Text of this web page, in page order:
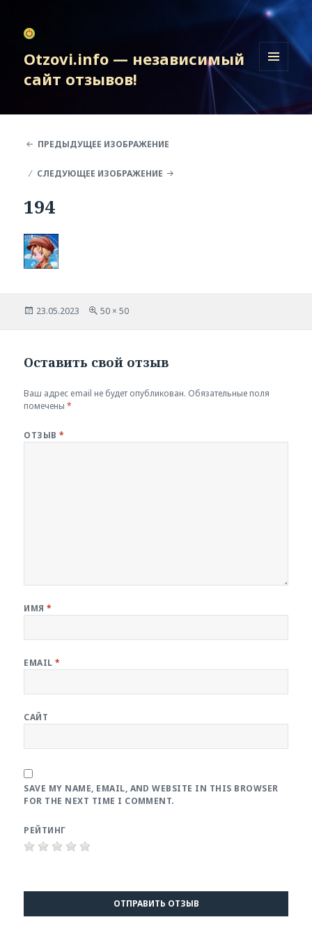
Otzovi.info — независимый
сайт отзывов!
ПРЕДЫДУЩЕЕ ИЗОБРАЖЕНИЕ
СЛЕДУЮЩЕЕ ИЗОБРАЖЕНИЕ
194
Опубликовано
23.05.2023
Полный
50 × 50
Оставить свой отзыв
Ваш адрес email не будет опубликован. Обязательные поля
помечены*
ОТЗЫВ*
ИМЯ*
EMAIL*
САЙТ
SAVE MY NAME, EMAIL, AND WEBSITE IN THIS BROWSER
FOR THE NEXT TIME I COMMENT.
РЕЙТИНГ